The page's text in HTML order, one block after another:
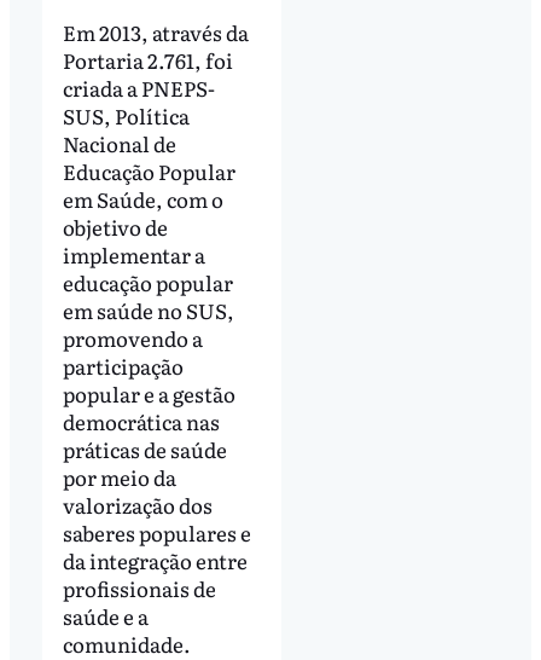
Em 2013, através da
Portaria 2.761, foi
criada a PNEPS-
SUS, Política
Nacional de
Educação Popular
em Saúde, com o
objetivo de
implementar a
educação popular
em saúde no SUS,
promovendo a
participação
popular e a gestão
democrática nas
práticas de saúde
por meio da
valorização dos
saberes populares e
da integração entre
profissionais de
saúde e a
comunidade.